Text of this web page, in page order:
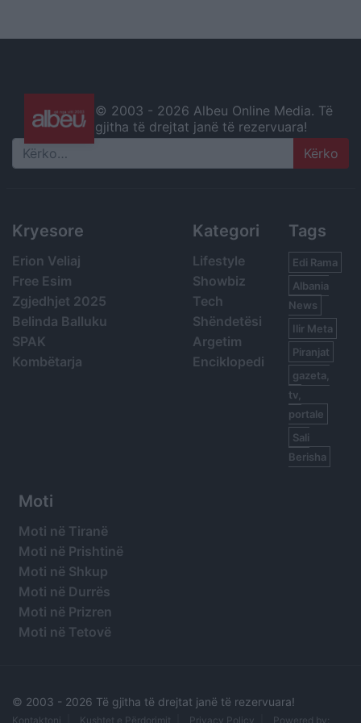
© 2003 - 2026 Albeu Online Media. Të
gjitha të drejtat janë të rezervuara!
Search
Kryesore
Erion Veliaj
Free Esim
Zgjedhjet 2025
Belinda Balluku
SPAK
Kombëtarja
Kategori
Lifestyle
Showbiz
Tech
Shëndetësi
Argetim
Enciklopedi
Tags
Edi Rama
Albania
News
Ilir Meta
Piranjat
gazeta,
tv,
portale
Sali
Berisha
Moti
Moti në Tiranë
Moti në Prishtinë
Moti në Shkup
Moti në Durrës
Moti në Prizren
Moti në Tetovë
© 2003 - 2026 Të gjitha të drejtat janë të rezervuara!
Kontaktoni Kushtet e Përdorimit Privacy Policy Powered by: